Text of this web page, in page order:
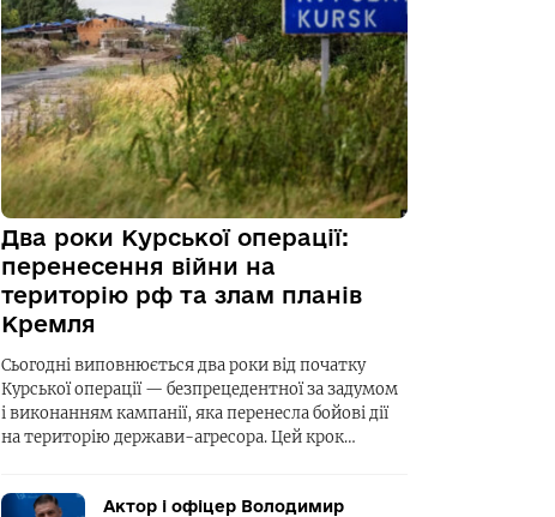
Два роки Курської операції:
перенесення війни на
територію рф та злам планів
Кремля
Сьогодні виповнюється два роки від початку
Курської операції — безпрецедентної за задумом
і виконанням кампанії, яка перенесла бойові дії
на територію держави-агресора. Цей крок…
Актор і офіцер Володимир